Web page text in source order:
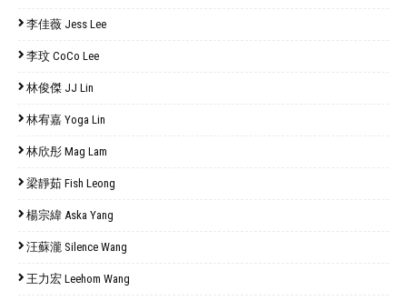
李佳薇 Jess Lee
李玟 CoCo Lee
林俊傑 JJ Lin
林宥嘉 Yoga Lin
林欣彤 Mag Lam
梁靜茹 Fish Leong
楊宗緯 Aska Yang
汪蘇瀧 Silence Wang
王力宏 Leehom Wang